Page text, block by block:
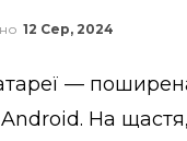
12 Сер, 2024
—
На щастя,